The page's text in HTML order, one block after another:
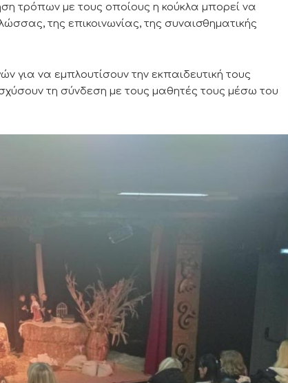
τρόπων με τους οποίους η κούκλα μπορεί να
της επικοινωνίας, της συναισθηματικής
για να εμπλουτίσουν την εκπαιδευτική τους
τη σύνδεση με τους μαθητές τους μέσω του